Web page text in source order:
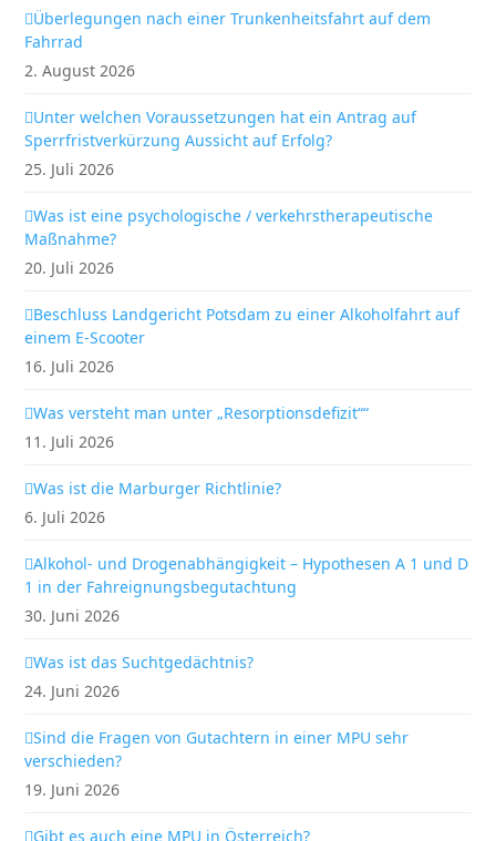
Überlegungen nach einer Trunkenheitsfahrt auf dem
Fahrrad
2. August 2026
Unter welchen Voraussetzungen hat ein Antrag auf
Sperrfristverkürzung Aussicht auf Erfolg?
25. Juli 2026
Was ist eine psychologische / verkehrstherapeutische
Maßnahme?
20. Juli 2026
Beschluss Landgericht Potsdam zu einer Alkoholfahrt auf
einem E-Scooter
16. Juli 2026
Was versteht man unter „Resorptionsdefizit““
11. Juli 2026
Was ist die Marburger Richtlinie?
6. Juli 2026
Alkohol- und Drogenabhängigkeit – Hypothesen A 1 und D
1 in der Fahreignungsbegutachtung
30. Juni 2026
Was ist das Suchtgedächtnis?
24. Juni 2026
Sind die Fragen von Gutachtern in einer MPU sehr
verschieden?
19. Juni 2026
Gibt es auch eine MPU in Österreich?